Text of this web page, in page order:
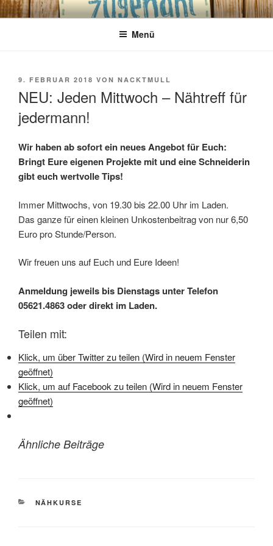
Zum
InhaltVERFLIXT UND ZUGENÄHT
Das besondere Lädchen für kreative Köpfe!
Menü
VERÖFFENTLICHT
AM
9. FEBRUAR 2018 VON NACKTMULL
NEU: Jeden Mittwoch – Nähtreff für
jedermann!
Wir haben ab sofort ein neues Angebot für Euch:
Bringt Eure eigenen Projekte mit und eine Schneiderin
gibt euch wertvolle Tips!
Immer Mittwochs, von 19.30 bis 22.00 Uhr im Laden.
Das ganze für einen kleinen Unkostenbeitrag von nur 6,50
Euro pro Stunde/Person.
Wir freuen uns auf Euch und Eure Ideen!
Anmeldung jeweils bis Dienstags unter Telefon
05621.4863 oder direkt im Laden.
Teilen mit:
Klick, um über Twitter zu teilen (Wird in neuem Fenster
geöffnet)
Klick, um auf Facebook zu teilen (Wird in neuem Fenster
geöffnet)
Ähnliche Beiträge
KATEGORIEN
NÄHKURSE